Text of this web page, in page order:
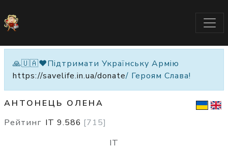
🙏🇺🇦❤️Підтримати Українську Армію
https://savelife.in.ua/donate/ Героям Слава!
АНТОНЕЦЬ ОЛЕНА
Рейтинг IT 9.586 [715]
IT